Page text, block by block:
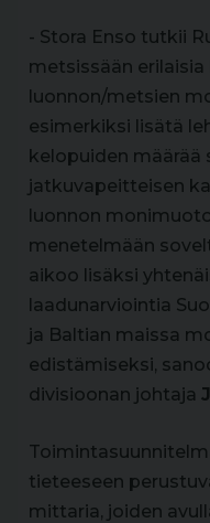
- Stora Enso tutkii
metsissään erilaisia
luonnon/metsien
esimerkiksi lisätä
kelopuiden määrää
jatkuvapeitteisen
luonnon
menetelmään
aikoo lisäksi
laadunarviointia
ja Baltian maissa
edistämiseksi,
divisioonan johtaja
tieteeseen
mittaria, joiden